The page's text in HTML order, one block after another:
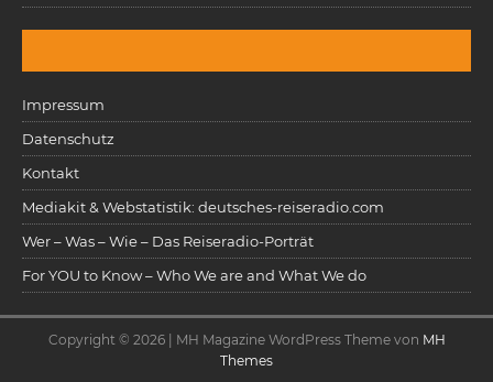
Impressum
Datenschutz
Kontakt
Mediakit & Webstatistik: deutsches-reiseradio.com
Wer – Was – Wie – Das Reiseradio-Porträt
For YOU to Know – Who We are and What We do
Copyright © 2026 | MH Magazine WordPress Theme von MH
Themes